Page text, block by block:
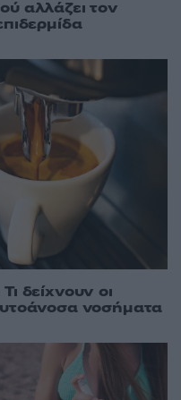
αλλάζει τον
δείχνουν οι
νοσήματα